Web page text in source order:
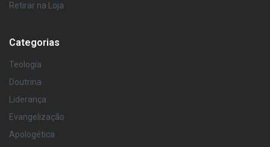
Retirar na Loja
Categorias
Teologia
Doutrina
Liderança
Evangelização
Apologética